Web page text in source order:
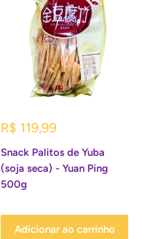
Preço
R$ 119,99
Snack Palitos de Yuba
(soja seca) - Yuan Ping
500g
Adicionar ao carrinho